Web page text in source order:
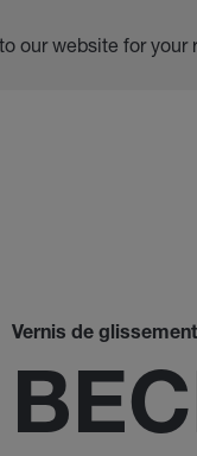
our website for your
Vernis de